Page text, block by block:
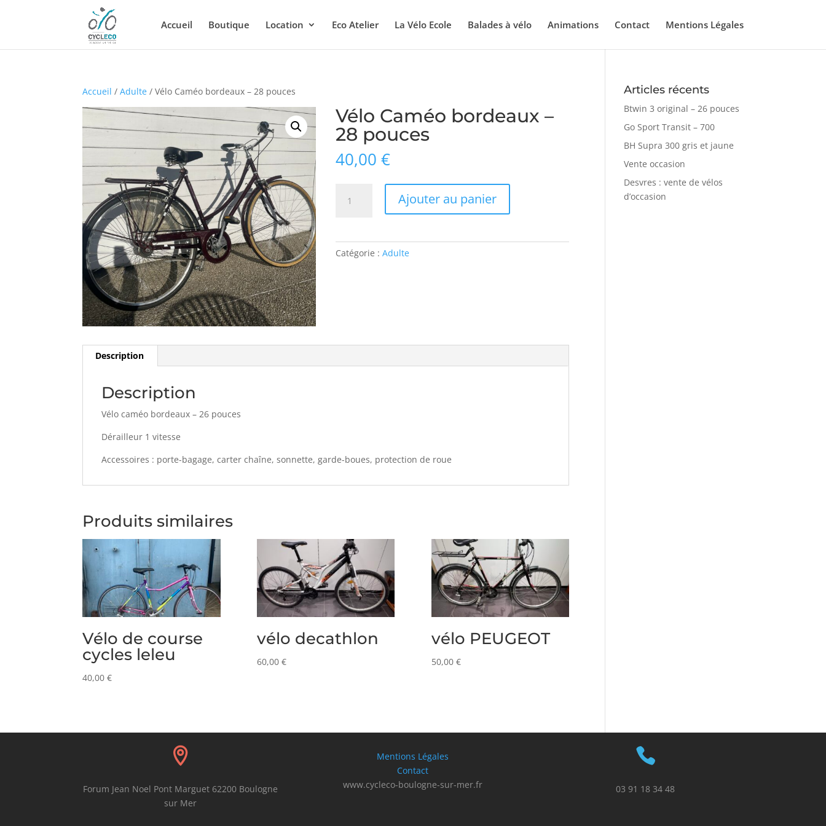
Accueil Boutique Location Eco Atelier La Vélo Ecole Balades à vélo Animations Contact Mentions Légales
Accueil /Adulte / Vélo Caméo bordeaux – 28 pouces
Vélo Caméo bordeaux –
28 pouces
40,00€
bordeaux
Ajouter au panier
Catégorie :Adulte
Description
Description
Vélo caméo bordeaux – 26 pouces
Dérailleur 1 vitesse
Accessoires : porte-bagage, carter chaîne, sonnette, garde-boues, protection de roue
Produits similaires
Vélo de course
cycles leleu
40,00€
vélo decathlon
60,00 €
vélo PEUGEOT
50,00 €
Articles récents
Btwin 3 original – 26 pouces
Go Sport Transit – 700
BH Supra 300 gris et jaune
Vente occasion
Desvres : vente de vélos
d’occasion

Forum Jean Noel Pont Marguet 62200 Boulogne
sur Mer
Mentions Légales
Contact
www.cycleco-boulogne-sur-mer.fr

03 91 18 34 48